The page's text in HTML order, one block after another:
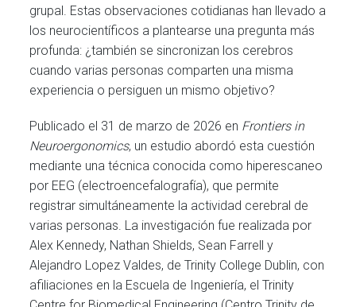
grupal. Estas observaciones cotidianas han llevado a
los neurocientíficos a plantearse una pregunta más
profunda: ¿también se sincronizan los cerebros
cuando varias personas comparten una misma
experiencia o persiguen un mismo objetivo?
Publicado el 31 de marzo de 2026 en Frontiers in
Neuroergonomics, un estudio abordó esta cuestión
mediante una técnica conocida como hiperescaneo
por EEG (electroencefalografía), que permite
registrar simultáneamente la actividad cerebral de
varias personas. La investigación fue realizada por
Alex Kennedy, Nathan Shields, Sean Farrell y
Alejandro Lopez Valdes, de Trinity College Dublin, con
afiliaciones en la Escuela de Ingeniería, el Trinity